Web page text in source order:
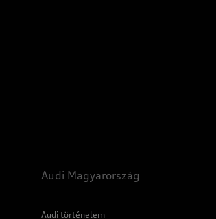
Audi Magyarország
Audi történelem